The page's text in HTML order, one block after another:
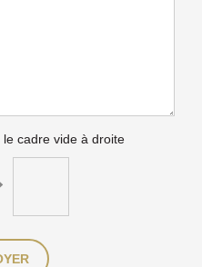
cadre vide à droite